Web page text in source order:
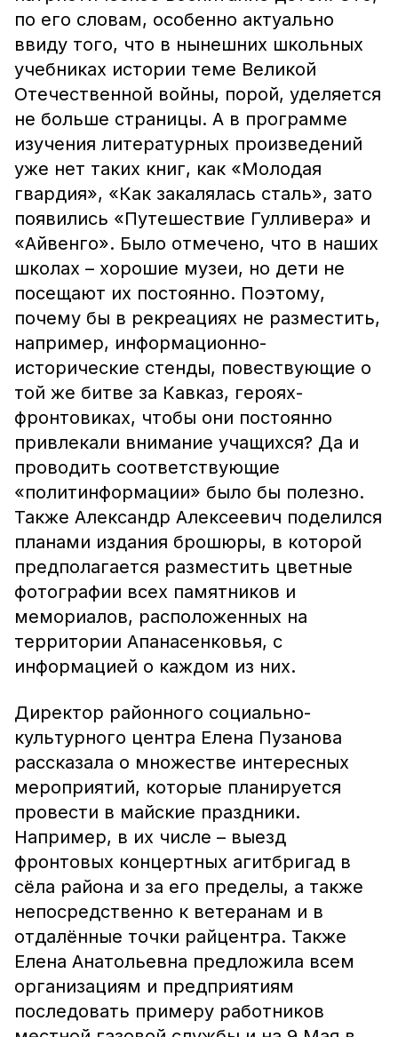
по его словам, особенно актуально
ввиду того, что в нынешних школьных
учебниках истории теме Великой
Отечественной войны, порой, уделяется
не больше страницы. А в программе
изучения литературных произведений
уже нет таких книг, как «Молодая
гвардия», «Как закалялась сталь», зато
появились «Путешествие Гулливера» и
«Айвенго». Было отмечено, что в наших
школах – хорошие музеи, но дети не
посещают их постоянно. Поэтому,
почему бы в рекреациях не разместить,
например, информационно-
исторические стенды, повествующие о
той же битве за Кавказ, героях-
фронтовиках, чтобы они постоянно
привлекали внимание учащихся? Да и
проводить соответствующие
«политинформации» было бы полезно.
Также Александр Алексеевич поделился
планами издания брошюры, в которой
предполагается разместить цветные
фотографии всех памятников и
мемориалов, расположенных на
территории Апанасенковья, с
информацией о каждом из них.
Директор районного социально-
культурного центра Елена Пузанова
рассказала о множестве интересных
мероприятий, которые планируется
провести в майские праздники.
Например, в их числе – выезд
фронтовых концертных агитбригад в
сёла района и за его пределы, а также
непосредственно к ветеранам и в
отдалённые точки райцентра. Также
Елена Анатольевна предложила всем
организациям и предприятиям
последовать примеру работников